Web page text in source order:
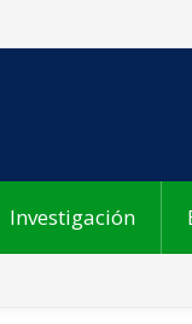
Investigación